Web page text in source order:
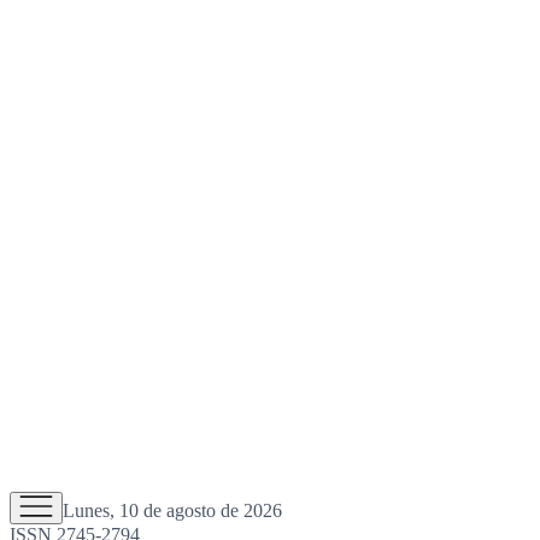
Lunes, 10 de agosto de 2026
ISSN 2745-2794